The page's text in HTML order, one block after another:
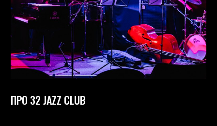
ПРО 32 JAZZ CLUB